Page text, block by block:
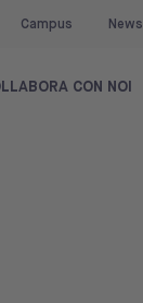
Campus News
CON NOI